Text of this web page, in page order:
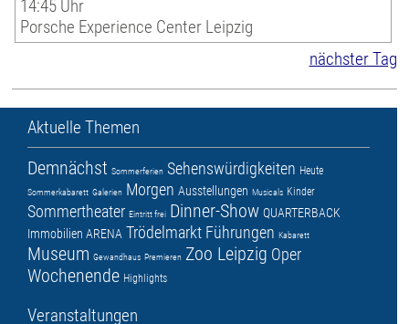
14:45 Uhr
Porsche Experience Center Leipzig
nächster Tag
Aktuelle Themen
Demnächst Sommerferien Sehenswürdigkeiten Heute
Sommerkabarett Galerien Morgen Ausstellungen Musicals Kinder
Sommertheater Eintritt frei Dinner-Show QUARTERBACK
Immobilien ARENA Trödelmarkt Führungen Kabarett
Museum Gewandhaus Premieren Zoo Leipzig Oper
Wochenende Highlights
Veranstaltungen